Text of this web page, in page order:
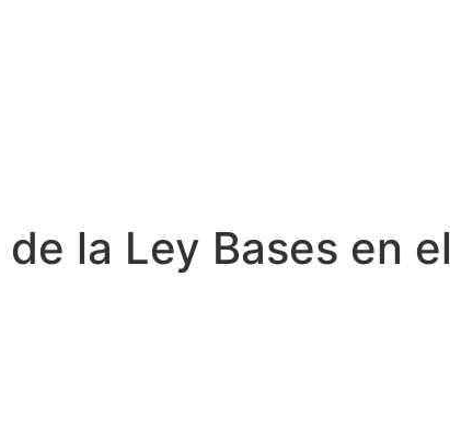
la Ley Bases en el